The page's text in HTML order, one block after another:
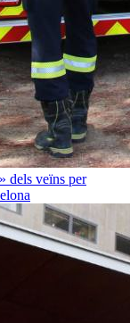
dels veïns per